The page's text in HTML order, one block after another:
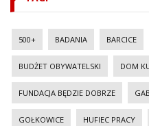
500+ BADANIA BARCICE
BUDŻET OBYWATELSKI DOM
FUNDACJA BĘDZIE DOBRZE
GOŁKOWICE HUFIEC PRACY